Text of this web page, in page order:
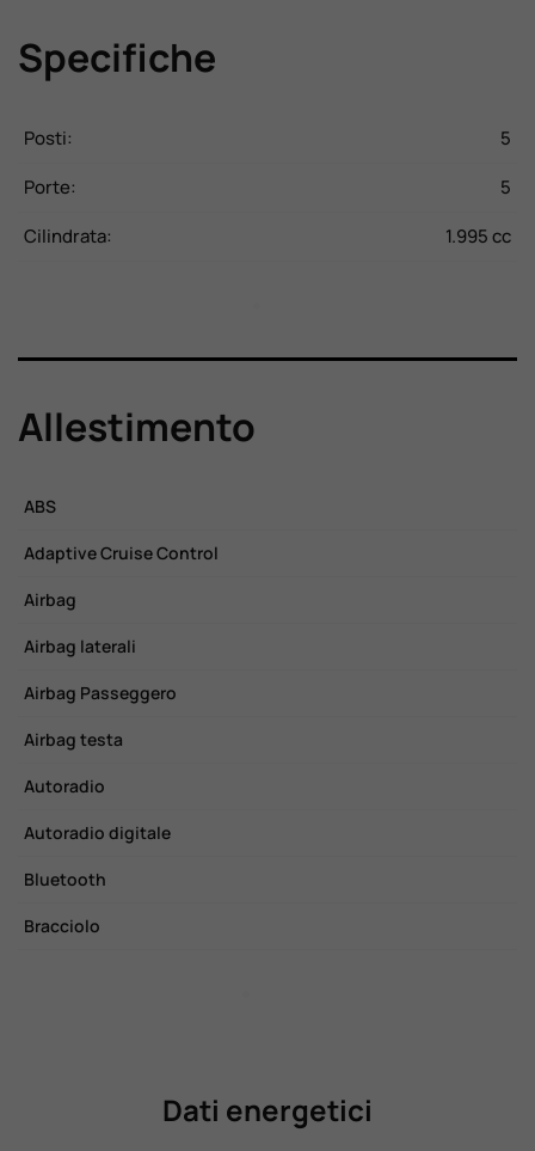
Specifiche
Posti:
5
Porte:
5
Cilindrata:
1.995 cc
Allestimento
ABS
Adaptive Cruise Control
Airbag
Airbag laterali
Airbag Passeggero
Airbag testa
Autoradio
Autoradio digitale
Bluetooth
Bracciolo
Dati energetici